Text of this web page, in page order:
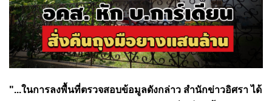
"...ในการลงพื้นที่ตรวจสอบข้อมูลดังกล่าว สำนักข่าวอิศรา ได้